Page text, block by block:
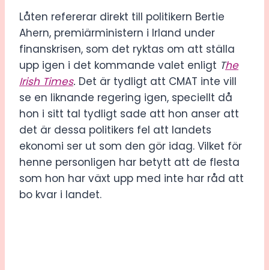
Låten refererar direkt till politikern Bertie
Ahern, premiärministern i Irland under
finanskrisen, som det ryktas om att ställa
upp igen i det kommande valet enligt The
Irish Times. Det är tydligt att CMAT inte vill
se en liknande regering igen, speciellt då
hon i sitt tal tydligt sade att hon anser att
det är dessa politikers fel att landets
ekonomi ser ut som den gör idag. Vilket för
henne personligen har betytt att de flesta
som hon har växt upp med inte har råd att
bo kvar i landet.